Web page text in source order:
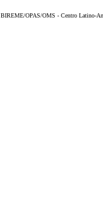
BIREME/OPAS/OMS - Centro Latino-